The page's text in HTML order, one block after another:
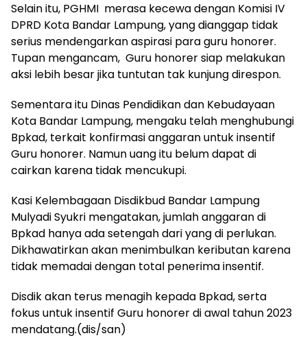
Selain itu, PGHMI merasa kecewa dengan Komisi IV
DPRD Kota Bandar Lampung, yang dianggap tidak
serius mendengarkan aspirasi para guru honorer.
Tupan mengancam, Guru honorer siap melakukan
aksi lebih besar jika tuntutan tak kunjung direspon.
Sementara itu Dinas Pendidikan dan Kebudayaan
Kota Bandar Lampung, mengaku telah menghubungi
Bpkad, terkait konfirmasi anggaran untuk insentif
Guru honorer. Namun uang itu belum dapat di
cairkan karena tidak mencukupi.
Kasi Kelembagaan Disdikbud Bandar Lampung
Mulyadi Syukri mengatakan, jumlah anggaran di
Bpkad hanya ada setengah dari yang di perlukan.
Dikhawatirkan akan menimbulkan keributan karena
tidak memadai dengan total penerima insentif.
Disdik akan terus menagih kepada Bpkad, serta
fokus untuk insentif Guru honorer di awal tahun 2023
mendatang.(dis/san)